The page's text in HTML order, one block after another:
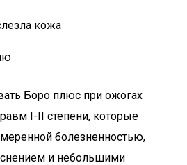
кожа
Боро плюс при ожогах
I-II степени, которые
болезненностью,
и небольшими